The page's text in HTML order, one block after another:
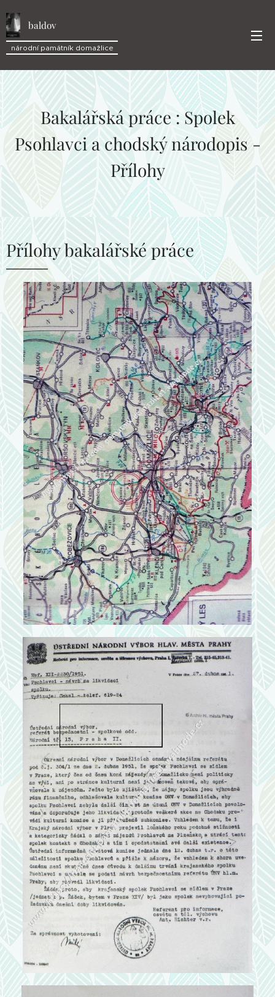
baldov
národní památník domažlice
Bakalářská práce : Spolek
Psohlavci a chodský národopis -
Přílohy
Přílohy bakalářské práce